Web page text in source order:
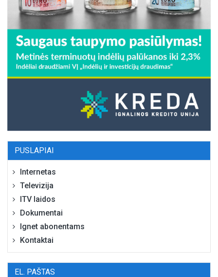
PUSLAPIAI
Internetas
Televizija
ITV laidos
Dokumentai
Ignet abonentams
Kontaktai
EL. PAŠTAS